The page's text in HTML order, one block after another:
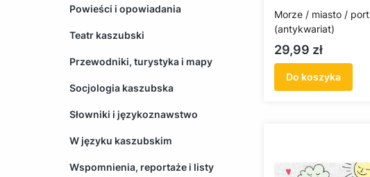
Powieści i opowiadania
Teatr kaszubski
Przewodniki, turystyka i mapy
Socjologia kaszubska
Słowniki i językoznawstwo
W języku kaszubskim
Wspomnienia, reportaże i listy
Morze / miasto / port
(antykwariat)
Cena
29,99 zł
Do koszyka